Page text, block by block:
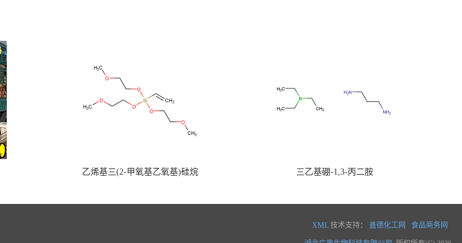
乙烯基三(2-甲氧基乙氧基)硅烷 三乙基硼-1,3-丙二胺
XML 技术支持： 盖德化工网 食品商务网